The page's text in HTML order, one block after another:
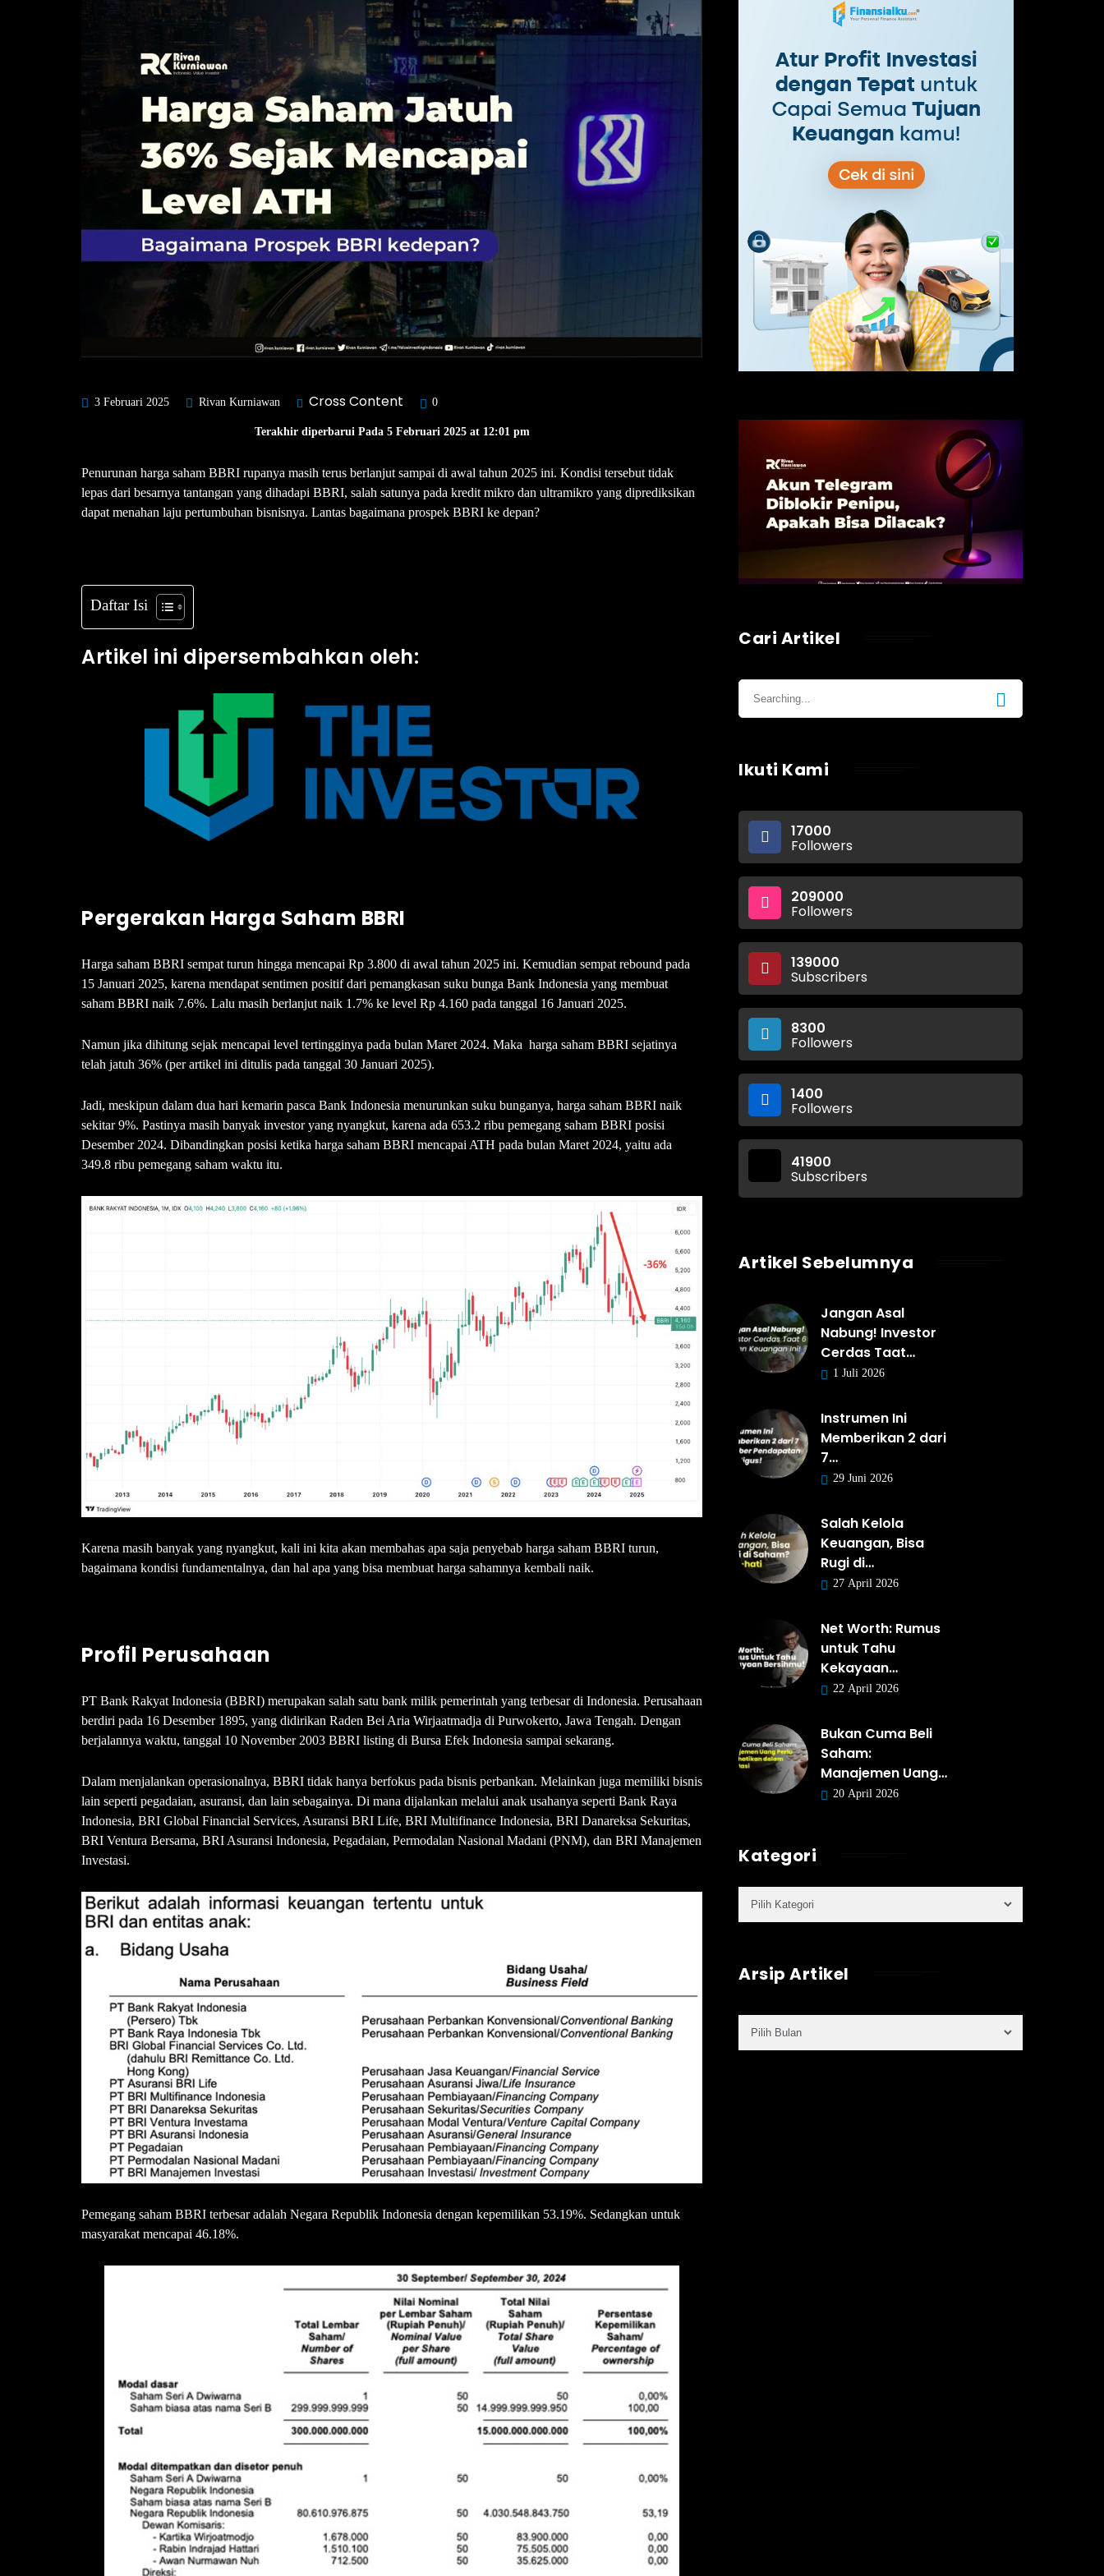
3 Februari 2025 Rivan Kurniawan Cross Content 0
Terakhir diperbarui Pada 5 Februari 2025 at 12:01 pm
Penurunan harga saham BBRI rupanya masih terus berlanjut sampai di awal tahun 2025 ini. Kondisi tersebut tidak
lepas dari besarnya tantangan yang dihadapi BBRI, salah satunya pada kredit mikro dan ultramikro yang diprediksikan
dapat menahan laju pertumbuhan bisnisnya. Lantas bagaimana prospek BBRI ke depan?
Daftar Isi
Artikel ini dipersembahkan oleh:
Pergerakan Harga Saham BBRI
Harga saham BBRI sempat turun hingga mencapai Rp 3.800 di awal tahun 2025 ini. Kemudian sempat rebound pada
15 Januari 2025, karena mendapat sentimen positif dari pemangkasan suku bunga Bank Indonesia yang membuat
saham BBRI naik 7.6%. Lalu masih berlanjut naik 1.7% ke level Rp 4.160 pada tanggal 16 Januari 2025.
Namun jika dihitung sejak mencapai level tertingginya pada bulan Maret 2024. Maka harga saham BBRI sejatinya
telah jatuh 36% (per artikel ini ditulis pada tanggal 30 Januari 2025).
Jadi, meskipun dalam dua hari kemarin pasca Bank Indonesia menurunkan suku bunganya, harga saham BBRI naik
sekitar 9%. Pastinya masih banyak investor yang nyangkut, karena ada 653.2 ribu pemegang saham BBRI posisi
Desember 2024. Dibandingkan posisi ketika harga saham BBRI mencapai ATH pada bulan Maret 2024, yaitu ada
349.8 ribu pemegang saham waktu itu.
Karena masih banyak yang nyangkut, kali ini kita akan membahas apa saja penyebab harga saham BBRI turun,
bagaimana kondisi fundamentalnya, dan hal apa yang bisa membuat harga sahamnya kembali naik.
Profil Perusahaan
PT Bank Rakyat Indonesia (BBRI) merupakan salah satu bank milik pemerintah yang terbesar di Indonesia. Perusahaan
berdiri pada 16 Desember 1895, yang didirikan Raden Bei Aria Wirjaatmadja di Purwokerto, Jawa Tengah. Dengan
berjalannya waktu, tanggal 10 November 2003 BBRI listing di Bursa Efek Indonesia sampai sekarang.
Dalam menjalankan operasionalnya, BBRI tidak hanya berfokus pada bisnis perbankan. Melainkan juga memiliki bisnis
lain seperti pegadaian, asuransi, dan lain sebagainya. Di mana dijalankan melalui anak usahanya seperti Bank Raya
Indonesia, BRI Global Financial Services, Asuransi BRI Life, BRI Multifinance Indonesia, BRI Danareksa Sekuritas,
BRI Ventura Bersama, BRI Asuransi Indonesia, Pegadaian, Permodalan Nasional Madani (PNM), dan BRI Manajemen
Investasi.
Pemegang saham BBRI terbesar adalah Negara Republik Indonesia dengan kepemilikan 53.19%. Sedangkan untuk
masyarakat mencapai 46.18%.
Cari Artikel
Ikuti Kami
17000
Followers
209000
Followers
139000
Subscribers
8300
Followers
1400
Followers
41900
Subscribers
Artikel Sebelumnya
Jangan Asal
Nabung! Investor
Cerdas Taat…
1 Juli 2026
Instrumen Ini
Memberikan 2 dari
7…
29 Juni 2026
Salah Kelola
Keuangan, Bisa
Rugi di…
27 April 2026
Net Worth: Rumus
untuk Tahu
Kekayaan…
22 April 2026
Bukan Cuma Beli
Saham:
Manajemen Uang…
20 April 2026
Kategori
Arsip Artikel